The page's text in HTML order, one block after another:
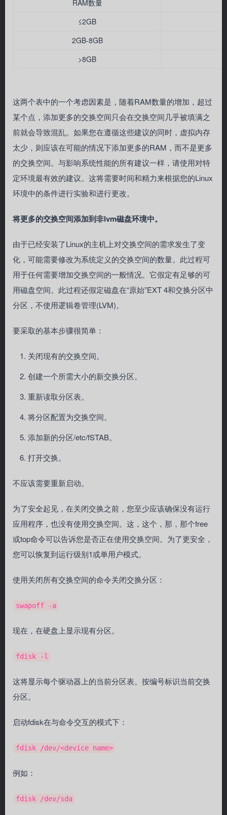
RAM数量
≤2GB
2GB-8GB
>8GB
这两个表中的一个考虑因素是，随着RAM数量的增加，超过
某个点，添加更多的交换空间只会在交换空间几乎被填满之
前就会导致混乱。如果您在遵循这些建议的同时，虚拟内存
太少，则应该在可能的情况下添加更多的RAM，而不是更多
的交换空间。与影响系统性能的所有建议一样，请使用对特
定环境最有效的建议。这将需要时间和精力来根据您的Linux
环境中的条件进行实验和进行更改。
将更多的交换空间添加到非lvm磁盘环境中。
由于已经安装了Linux的主机上对交换空间的需求发生了变
化，可能需要修改为系统定义的交换空间的数量。此过程可
用于任何需要增加交换空间的一般情况。它假定有足够的可
用磁盘空间。此过程还假定磁盘在“原始”EXT 4和交换分区中
分区，不使用逻辑卷管理(LVM)。
要采取的基本步骤很简单：
关闭现有的交换空间。
创建一个所需大小的新交换分区。
重新读取分区表。
将分区配置为交换空间。
添加新的分区/etc/fSTAB。
打开交换。
不应该需要重新启动。
为了安全起见，在关闭交换之前，您至少应该确保没有运行
应用程序，也没有使用交换空间。这，这个，那，那个free
或top命令可以告诉您是否正在使用交换空间。为了更安全，
您可以恢复到运行级别1或单用户模式。
使用关闭所有交换空间的命令关闭交换分区：
swapoff -a
现在，在硬盘上显示现有分区。
fdisk -l
这将显示每个驱动器上的当前分区表。按编号标识当前交换
分区。
启动fdisk在与命令交互的模式下：
fdisk /dev/<device name>
例如：
fdisk /dev/sda